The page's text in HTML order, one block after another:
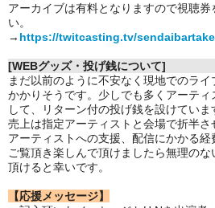
アーカイブは有料となりますので視聴券
い。
→ https://twitcasting.tv/sendaibartake
[WEBグッズ・投げ銭について]
まだ以前のように不安なく現地でのラ
かかりそうです。少しでも多くアーティ
して、リターン付の投げ銭を設けていま
売上は指定アーティストと会場で折半さ
アーティストへの支援、配信にかかる
ご覧頂き楽しんで頂けましたら無理の
頂けると幸いです。
【応援メッセージ】